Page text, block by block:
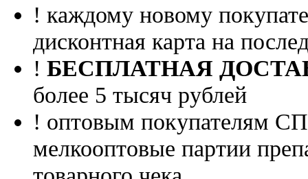
! каждому новому
дисконтная карта на
! БЕСПЛАТНАЯ
более 5 тысяч рублей
! оптовым покупателям
мелкооптовые партии